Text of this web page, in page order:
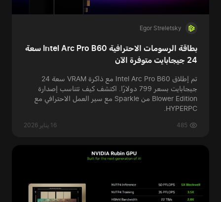
Egor Streletsky
بطاقة الرسومات الاحترافية Intel Arc Pro B60 سعة
24 جيجابايت متوفرة الآن
تم إطلاق Intel Arc Pro B60 مع ذاكرة VRAM سعة 24
جيجابايت بسعر 799 دولارًا. اكتشف كيف تتناسب إصدارة
Blower Edition من Sparkle مع سير العمل الاحترافي مع
HYPERPC.
16 يناير 2026 485